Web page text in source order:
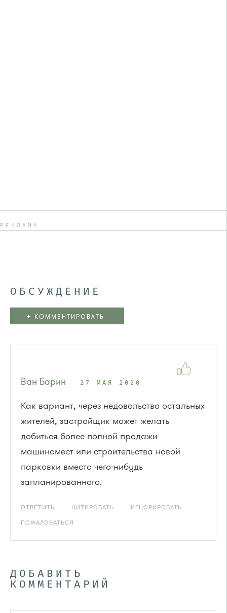
РЕКЛАМА
ОБСУЖДЕНИЕ
+ КОММЕНТИРОВАТЬ
Ван Барин 27 МАЯ 2020
Как вариант, через недовольство остальных
жителей, застройщик может желать
добиться более полной продажи
машиномест или строительства новой
парковки вместо чего-нибудь
запланированного.
ОТВЕТИТЬ ЦИТИРОВАТЬ ИГНОРИРОВАТЬ
ПОЖАЛОВАТЬСЯ
ДОБАВИТЬ
КОММЕНТАРИЙ